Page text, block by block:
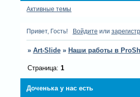
Активные темы
Привет, Гость! Войдите или
» Art-Slide » Наши работы в
Доченька у нас есть
Страница: 1